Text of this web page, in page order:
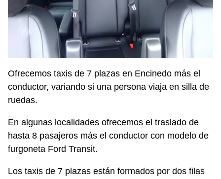
Ofrecemos taxis de 7 plazas en Encinedo más el
conductor, variando si una persona viaja en silla de
ruedas.
En algunas localidades ofrecemos el traslado de
hasta 8 pasajeros más el conductor con modelo de
furgoneta Ford Transit.
Los taxis de 7 plazas están formados por dos filas